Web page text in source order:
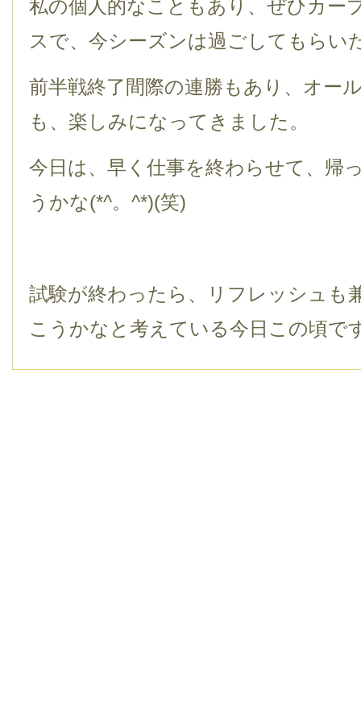
私の個人的なこともあり、ぜひカー
スで、今シーズンは過ごしてもらい
前半戦終了間際の連勝もあり、オー
も、楽しみになってきました。
今日は、早く仕事を終わらせて、帰
うかな(*^。^*)(笑)
試験が終わったら、リフレッシュも
こうかなと考えている今日この頃で